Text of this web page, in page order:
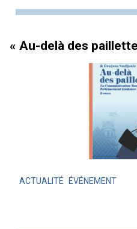
« Au-delà des
ACTUALITÉ ÉVÉNEMENT